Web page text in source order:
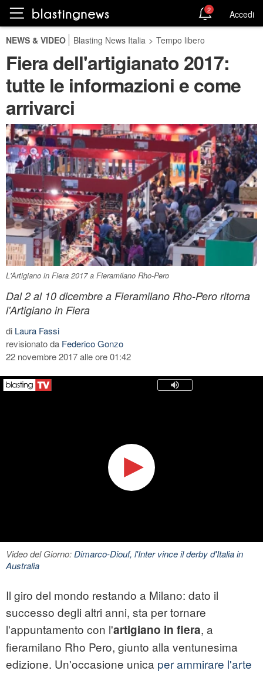
2 Accedi
NEWS & VIDEO Blasting News Italia > Tempo libero
Fiera dell'artigianato 2017:
tutte le informazioni e come
arrivarci
L'Artigiano in Fiera 2017 a Fieramilano Rho-Pero
Dal 2 al 10 dicembre a Fieramilano Rho-Pero ritorna
l'Artigiano in Fiera
di Laura Fassi
revisionato da Federico Gonzo
22 novembre 2017 alle ore 01:42
Video del Giorno:Dimarco-Diouf, l'Inter vince il derby d'Italia in
Australia
Il giro del mondo restando a Milano: dato il
successo degli altri anni, sta per tornare
l'appuntamento con l'artigiano in fiera, a
fieramilano Rho Pero, giunto alla ventunesima
edizione. Un'occasione unica per ammirare l'arte